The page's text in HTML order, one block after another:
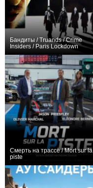
Бандиты / Truands / Crime
Insiders / Paris Lockdown
Смерть на трассе / Mort sur la
piste